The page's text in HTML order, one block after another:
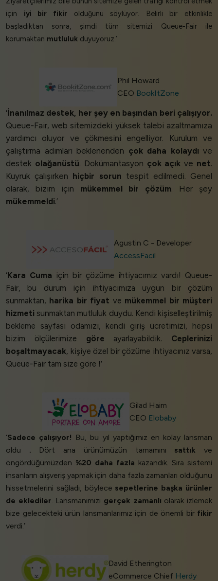
için iyi bir fikirolduğunu söylüyor. Belirli bir etkinlikle
başladıktan sonra, şimdi tüm sitemizi Queue-Fair ile
korumaktan mutluluk duyuyoruz.’
Phil Howard
CEO BookItZone
‘İnanılmaz destek, her şey en başından beri çalışıyor.
Queue-Fair, web sitemizdeki yüksek talebi azaltmamıza
yardımcı oluyor ve çökmesini engelliyor. Kurulum ve
çalıştırma adımları beklenenden çok daha kolaydı ve
destek olağanüstü. Dokümantasyon çok açık ve net.
Kuyruk çalışırken hiçbir sorun tespit edilmedi. Genel
olarak, bizim için mükemmel bir çözüm. Her şey
mükemmeldi.’
Agustin C - Developer
AccessFacil
‘Kara Cuma için bir çözüme ihtiyacımız vardı! Queue-
Fair, bu durum için ihtiyacımıza uygun bir çözüm
sunmaktan, harika bir fiyat ve mükemmel bir müşteri
hizmeti sunmaktan mutluluk duydu. Kendi kişiselleştirilmiş
bekleme sayfası odamızı, kendi giriş ücretimizi, hepsi
bizim ölçülerimize göre ayarlayabildik. Ceplerinizi
boşaltmayacak, kişiye özel bir çözüme ihtiyacınız varsa,
Queue-Fair tam size göre !’
Gilad Haim
CEO Elobaby
‘Sadece çalışıyor! Bu, bu yıl yaptığımız en kolay lansman
oldu . Dört ana ürünümüzün tamamını sattık ve
öngördüğümüzden %20 daha fazla kazandık. Sıra sistemi
insanların alışveriş yapmak için daha fazla zamanları olduğunu
hissetmelerini sağladı, böylece sepetlerine başka ürünler
de eklediler. Lansmanımızı gerçek zamanlı olarak izlemek
bize gelecekteki ürün lansmanlarımız için de önemli bir fikir
verdi.’
David Etherington
eCommerce Chief Herdy